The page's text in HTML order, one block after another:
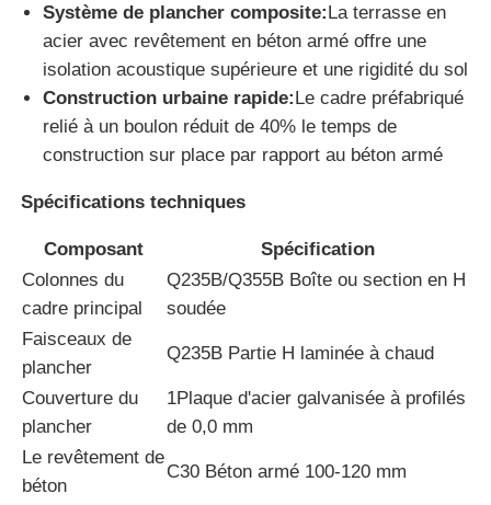
entrepôt de structure métallique
Construction commerciale en acier
Structures minières
Hangar pour avions en structure d'acier
Matériau de construction en acier
Poulailler à structure métallique
Structure en acier tour réservoir d'eau
Système de plancher composite:La terrasse en
acier avec revêtement en béton armé offre une
isolation acoustique supérieure et une rigidité du sol
Construction urbaine rapide:Le cadre préfabriqué
relié à un boulon réduit de 40% le temps de
construction sur place par rapport au béton armé
Spécifications techniques
Composant
Spécification
Colonnes du
cadre principal
Q235B/Q355B Boîte ou section en H
soudée
Faisceaux de
plancher
Q235B Partie H laminée à chaud
Couverture du
plancher
1Plaque d'acier galvanisée à profilés
de 0,0 mm
Le revêtement de
béton
C30 Béton armé 100-120 mm